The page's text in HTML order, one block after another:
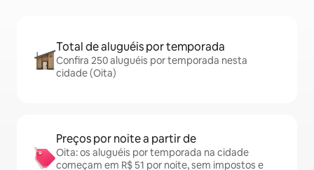
Total de aluguéis por temporada
Confira 250 aluguéis por temporada nesta
cidade (Oita)
Preços por noite a partir de
Oita: os aluguéis por temporada na cidade
começam em R$ 51 por noite, sem impostos e